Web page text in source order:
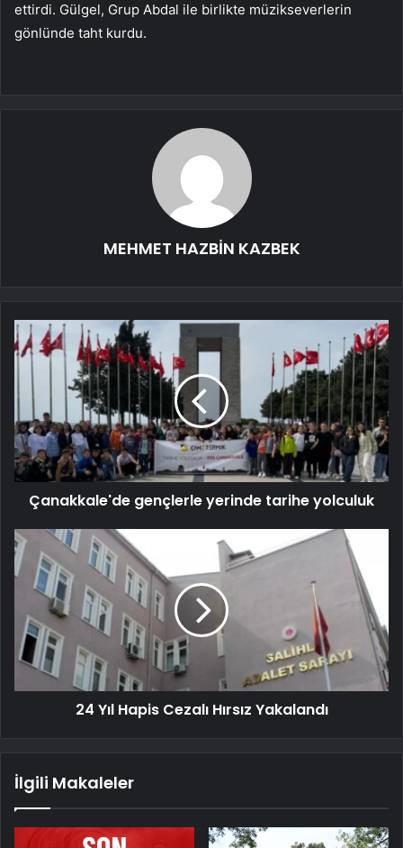
ettirdi. Gülgel, Grup Abdal ile birlikte müzikseverlerin
gönlünde taht kurdu.
MEHMET HAZBİN KAZBEK
Çanakkale'de gençlerle yerinde tarihe yolculuk
24 Yıl Hapis Cezalı Hırsız Yakalandı
İlgili Makaleler